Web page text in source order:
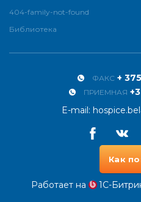
404-family-not-found
Библиотека
ФАКС +
ПРИЕМНАЯ
E-mail:
Facebook
Как
Работает на 1С-